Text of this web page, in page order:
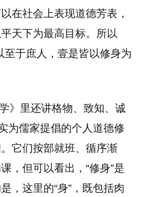
在社会上表现道德芳表，
天下为最高目标。所以
至于庶人，壹是皆以修身为
》里还讲格物、致知、诚
为儒家提倡的个人道德修
它们按部就班、循序渐
，但可以看出，“修身”是
，这里的“身”，既包括肉